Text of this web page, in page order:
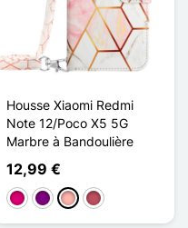
Housse Xiaomi Redmi
Note 12/Poco X5 5G
Marbre à Bandoulière
12,99 €
Magenta
PúrpuraOro rosaRosa oscuro